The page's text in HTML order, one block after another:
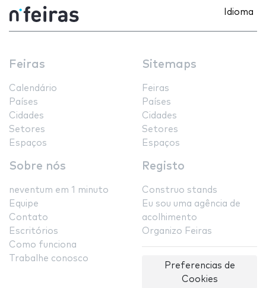
Idioma
Feiras
Calendário
Países
Cidades
Setores
Espaços
Sitemaps
Feiras
Países
Cidades
Setores
Espaços
Sobre nós
neventum em 1 minuto
Equipe
Contato
Escritórios
Como funciona
Trabalhe conosco
Registo
Construo stands
Eu sou uma agência de
acolhimento
Organizo Feiras
Preferencias de
Cookies